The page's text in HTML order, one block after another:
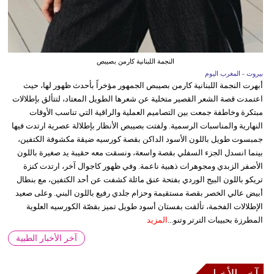
النجمة اللبنانية كارمن بصيبص
بيروت - المغرب اليوم
أبهرت النجمة اللبنانية كارمن بصيبص الجمهور مؤخراً بأحدث ظهور لها، حيث
اعتمدت قصة الشعر القصير متخلية عن شعرها الطويل المعتاد، لتتألق بإطلالات
مبتكرة وخاطفة جمعت بين التصاميم العملية والراقية التي تناسب الأوقات
النهارية والمناسبات الرسمية. ولفتت بصيبص الأنظار بإطلالة عصرية ارتدت فيها
جمبسوت طويل باللون الأسود الداكن بقصة كورسيه ضيقة مكشوفة الكتفين،
بينما انسدل الجزء السفلي بقصة واسعة، ونسقت معه حقيبة يد صغيرة باللون
الأصفر الزبدي ومجوهرات ذهبية ناعمة. وفي ظهور كاجوال آخر، ارتدت كنزة
تريكو باللون البيج الوردي بفتحة عنق مائلة كشفت عن أحد الكتفين، مع بنطال
أبيض عالي الخصر بقصة مستقيمة وحزام جلدي رفيع باللون البني. وعلى صعيد
الإطلالات الفخمة، تألقت بفستان أسود طويل تميز بقصّة الكورسيه العلوية
المطرزة بحبيبات الترتر وتنو... المزيد
آخر الأخبار الطبية